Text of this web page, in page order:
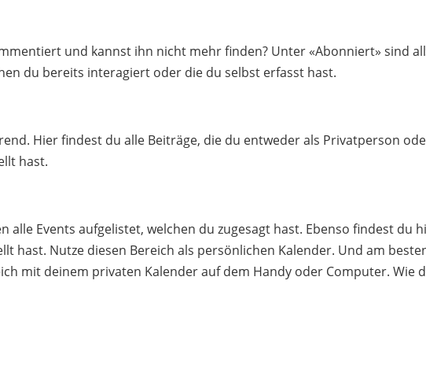
und kannst ihn nicht mehr finden? Unter «Abonniert» sind
du bereits interagiert oder die du selbst erfasst hast.
Hier findest du alle Beiträge, die du entweder als Privatperson
hast.
alle Events aufgelistet, welchen du zugesagt hast. Ebenso findest du
hast. Nutze diesen Bereich als persönlichen Kalender. Und am
mit deinem privaten Kalender auf dem Handy oder Computer. Wie